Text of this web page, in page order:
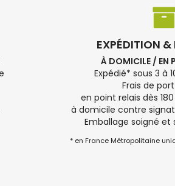
EXPÉDITION &
À DOMICILE / EN
Expédié* sous 3 à
Frais de
en point relais dès
à domicile contre
Emballage soigné et
* en France Métropolitaine